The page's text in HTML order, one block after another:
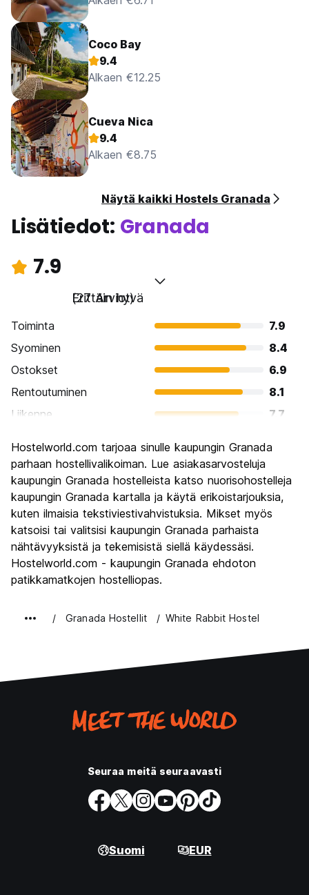
Coco Bay
9.4
Alkaen €12.25
Cueva Nica
9.4
Alkaen €8.75
Näytä kaikki Hostels Granada
Lisätiedot: Granada
7.9
Erittäin hyvä
(27 Arviot)
Toiminta
7.9
Syominen
8.4
Ostokset
6.9
Rentoutuminen
8.1
Liikenne
7.7
Kulttuuri
Yöelämä
7.0
Rahanarvoinen
8.1
Hostelworld.com tarjoaa sinulle kaupungin Granada
parhaan hostellivalikoiman. Lue asiakasarvosteluja
kaupungin Granada hostelleista katso nuorisohostelleja
kaupungin Granada kartalla ja käytä erikoistarjouksia,
kuten ilmaisia tekstiviestivahvistuksia. Mikset myös
katsoisi tai valitsisi kaupungin Granada parhaista
nähtävyyksistä ja tekemisistä siellä käydessäsi.
Hostelworld.com - kaupungin Granada ehdoton
patikkamatkojen hostelliopas.
Granada Hostellit White Rabbit Hostel
Seuraa meitä seuraavasti
Suomi EUR